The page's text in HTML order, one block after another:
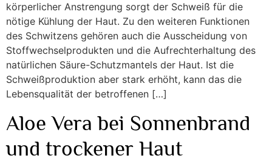
körperlicher Anstrengung sorgt der Schweiß für die
nötige Kühlung der Haut. Zu den weiteren Funktionen
des Schwitzens gehören auch die Ausscheidung von
Stoffwechselprodukten und die Aufrechterhaltung des
natürlichen Säure-Schutzmantels der Haut. Ist die
Schweißproduktion aber stark erhöht, kann das die
Lebensqualität der betroffenen […]
Aloe Vera bei Sonnenbrand
und trockener Haut